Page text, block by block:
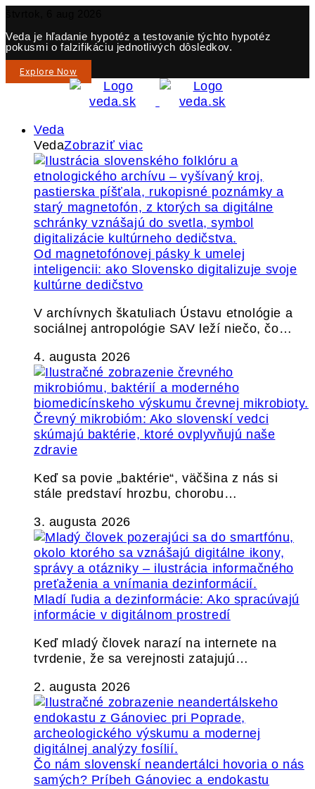
Veda je hľadanie hypotéz a testovanie týchto hypotéz
pokusmi o falzifikáciu jednotlivých dôsledkov.
Explore Now
Veda
VedaZobraziť viac
Od magnetofónovej pásky k umelej
inteligencii: ako Slovensko digitalizuje svoje
kultúrne dedičstvo
V archívnych škatuliach Ústavu etnológie a
sociálnej antropológie SAV leží niečo, čo…
4. augusta 2026
Črevný mikrobióm: Ako slovenskí vedci
skúmajú baktérie, ktoré ovplyvňujú naše
zdravie
Keď sa povie „baktérie“, väčšina z nás si
stále predstaví hrozbu, chorobu…
3. augusta 2026
Mladí ľudia a dezinformácie: Ako spracúvajú
informácie v digitálnom prostredí
Keď mladý človek narazí na internete na
tvrdenie, že sa verejnosti zatajujú…
2. augusta 2026
Čo nám slovenskí neandertálci hovoria o nás
samých? Príbeh Gánoviec a endokastu